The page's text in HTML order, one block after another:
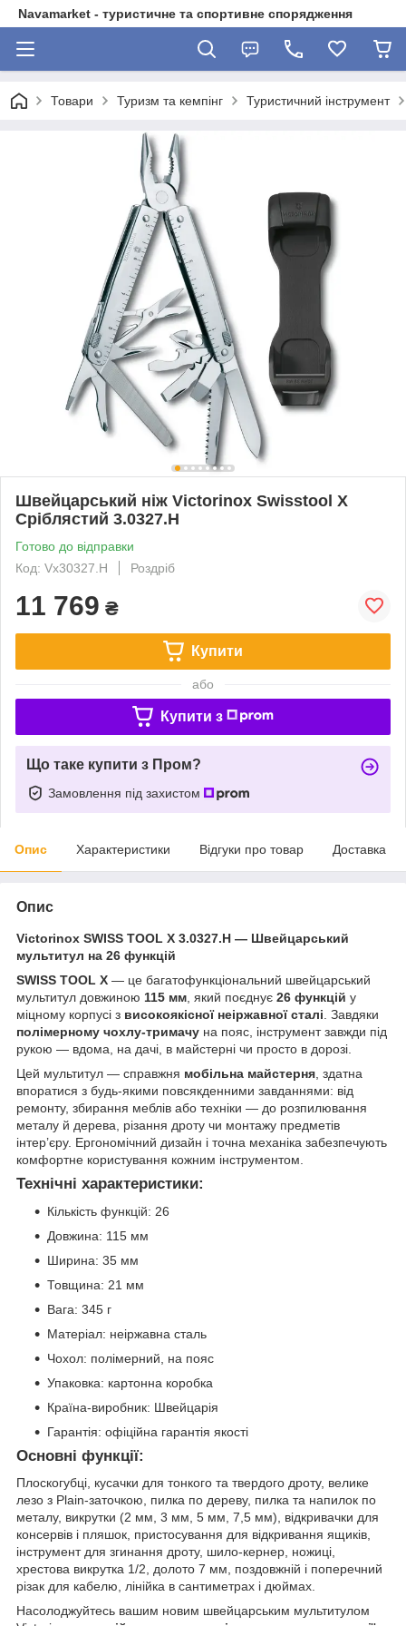
Navamarket - туристичне та спортивне спорядження
Товари Туризм та кемпінг Туристичний інструмент
Швейцарський ніж Victorinox Swisstool X
Сріблястий 3.0327.H
Готово до відправки
Код: Vx30327.H
Роздріб
11 769 ₴
Купити
або
Купити з
Що таке купити з Пром?
Замовлення під захистом
Опис Характеристики Відгуки про товар Доставка
Опис
Victorinox SWISS TOOL X 3.0327.H — Швейцарський
мультитул на 26 функцій
SWISS TOOL X — це багатофункціональний швейцарський
мультитул довжиною 115 мм , який поєднує 26 функцій у
міцному корпусі з високоякісної неіржавної сталі . Завдяки
полімерному чохлу-тримачу на пояс, інструмент завжди під
рукою — вдома, на дачі, в майстерні чи просто в дорозі.
Цей мультитул — справжня мобільна майстерня , здатна
впоратися з будь-якими повсякденними завданнями: від
ремонту, збирання меблів або техніки — до розпилювання
металу й дерева, різання дроту чи монтажу предметів
інтер’єру. Ергономічний дизайн і точна механіка забезпечують
комфортне користування кожним інструментом.
Технічні характеристики:
Кількість функцій: 26
Довжина: 115 мм
Ширина: 35 мм
Товщина: 21 мм
Вага: 345 г
Матеріал: неіржавна сталь
Чохол: полімерний, на пояс
Упаковка: картонна коробка
Країна-виробник: Швейцарія
Гарантія: офіційна гарантія якості
Основні функції:
Плоскогубці, кусачки для тонкого та твердого дроту, велике
лезо з Plain-заточкою, пилка по дереву, пилка та напилок по
металу, викрутки (2 мм, 3 мм, 5 мм, 7,5 мм), відкривачки для
консервів і пляшок, пристосування для відкривання ящиків,
інструмент для згинання дроту, шило-кернер, ножиці,
хрестова викрутка 1/2, долото 7 мм, поздовжній і поперечний
різак для кабелю, лінійка в сантиметрах і дюймах.
Насолоджуйтесь вашим новим швейцарським мультитулом